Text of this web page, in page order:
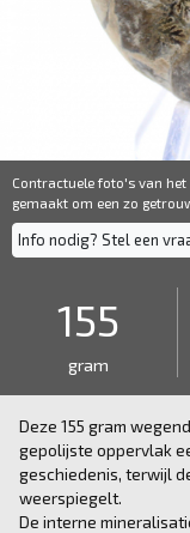
Contractuele foto's van
gemaakt om een ​​zo
Info nodig? Stel een
155
gram
Deze 155 gram
gepolijste oppervlak
geschiedenis, terwijl
weerspiegelt.
De interne